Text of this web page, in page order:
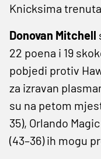
Knicksima
Donovan Mitchell
22 poena i 19
pobjedi protiv
za izravan
su na petom
35), Orlando
(43–36) ih mogu